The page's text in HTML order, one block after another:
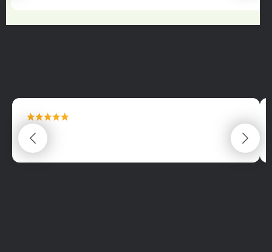
maximální spokojenost
22.06.2025